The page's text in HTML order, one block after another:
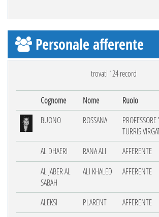
Personale afferente
trovati 124 record
Cognome Nome
Ruolo
BUONO
ROSSANA
TURRIS
AL DHAERI
RANA ALI
AFFERENTE
AL JABER AL
SABAH
ALI KHALED AFFERENTE
ALEKSI PLARENT
AFFERENTE